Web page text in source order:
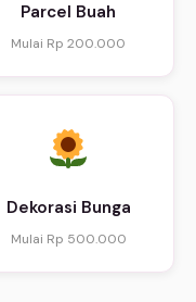
Parcel Buah
Mulai Rp 200.000
Dekorasi Bunga
Mulai Rp 500.000